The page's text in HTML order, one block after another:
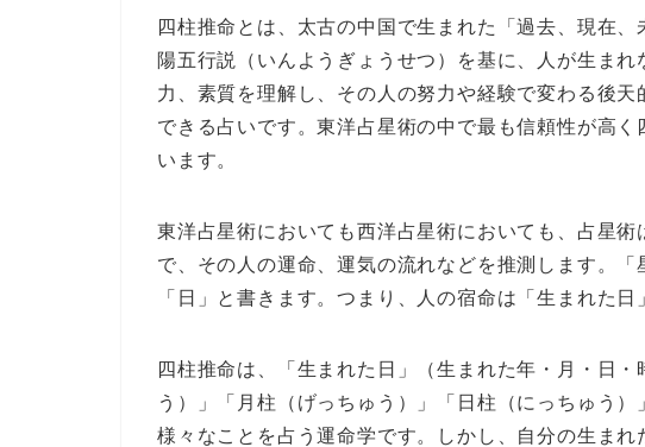
四柱推命とは、太古の中国で生まれた「過去、現在
陽五行説（いんようぎょうせつ）を基に、人が生ま
力、素質を理解し、その人の努力や経験で変わる後
できる占いです。東洋占星術の中で最も信頼性が高
います。
東洋占星術においても西洋占星術においても、占星
で、その人の運命、運気の流れなどを推測します。
「日」と書きます。つまり、人の宿命は「生まれた日
四柱推命は、「生まれた日」（生まれた年・月・日
う）」「月柱（げっちゅう）」「日柱（にっちゅう）
様々なことを占う運命学です。しかし、自分の生ま